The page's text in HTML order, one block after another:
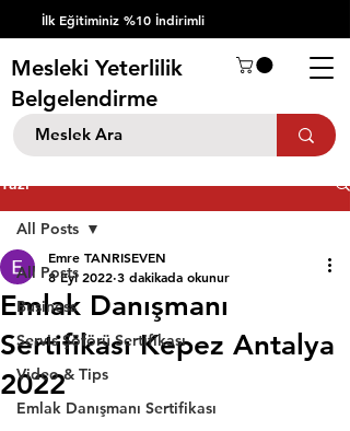
İlk Eğitiminiz %10 İndirimli
Mesleki Yeterlilik
Belgelendirme
Yazı
All Posts
Business
Servis Şöförü Sertifikası
Video & Tips
Emlak Danışmanı Sertifikası
All Posts
Emlak Danışmanı
Sertifikası Kepez Antalya
2022
Emre TANRISEVEN
8 Eyl 2022 3 dakikada okunur